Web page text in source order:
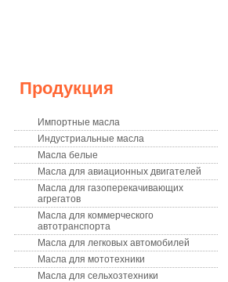
Продукция
Импортные масла
Индустриальные масла
Масла белые
Масла для авиационных двигателей
Масла для газоперекачивающих
агрегатов
Масла для коммерческого
автотранспорта
Масла для легковых автомобилей
Масла для мототехники
Масла для сельхозтехники